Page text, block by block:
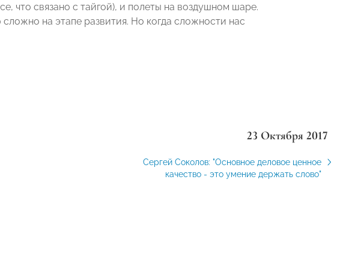
что связано с тайгой), и полеты на воздушном шаре.
на этапе развития. Но когда сложности нас
23 Октября 2017
Сергей Соколов: "Основное деловое ценное
качество - это умение держать слово"